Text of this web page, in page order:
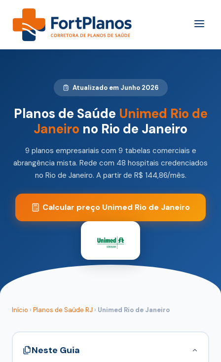
Atualizado em Junho 2026
Planos de Saúde Unimed Rio de
Janeiro no Rio de Janeiro
9 planos empresariais com 9 tabelas comerciais e
abrangência mista. Rede com 48 hospitais credenciados
no Rio de Janeiro. A partir de R$ 144,86/mês.
Calcular preço Unimed Rio de Janeiro
Início › Planos de Saúde RJ › Unimed Rio de Janeiro
Neste Guia